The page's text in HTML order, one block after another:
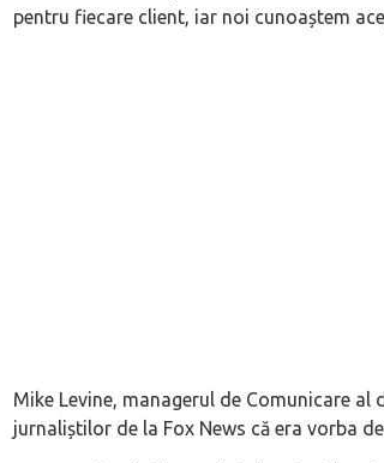
pentru fiecare client, iar noi cunoaștem
Mike Levine, managerul de Comunicare
jurnaliștilor de la Fox News că era vorba